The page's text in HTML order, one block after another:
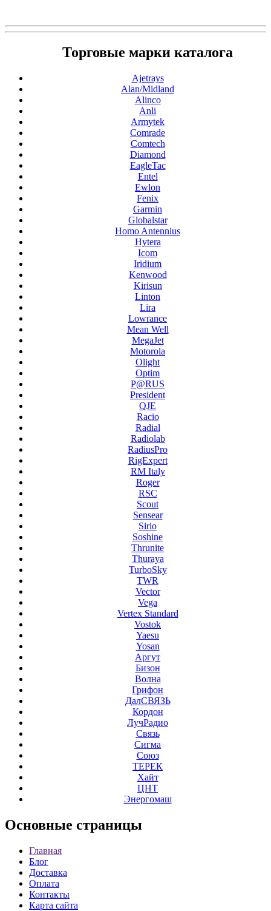
Торговые марки каталога
Ajetrays
Alan/Midland
Alinco
Anli
Armytek
Comrade
Comtech
Diamond
EagleTac
Entel
Ewlon
Fenix
Garmin
Globalstar
Homo Antennius
Hytera
Icom
Iridium
Kenwood
Kirisun
Linton
Lira
Lowrance
Mean Well
MegaJet
Motorola
Olight
Optim
P@RUS
President
QJE
Racio
Radial
Radiolab
RadiusPro
RigExpert
RM Italy
Roger
RSC
Scout
Sensear
Sirio
Soshine
Thrunite
Thuraya
TurboSky
TWR
Vector
Vega
Vertex Standard
Vostok
Yaesu
Yosan
Аргут
Бизон
Волна
Грифон
ДалСВЯЗЬ
Кордон
ЛучРадио
Связь
Сигма
Союз
ТЕРЕК
Хайт
ЦНТ
Энергомаш
Основные страницы
Главная
Блог
Доставка
Оплата
Контакты
Карта сайта